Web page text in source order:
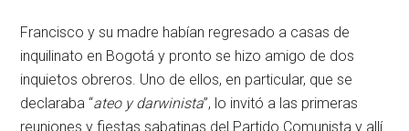
Francisco y su madre habían regresado a casas de
inquilinato en Bogotá y pronto se hizo amigo de dos
inquietos obreros. Uno de ellos, en particular, que se
declaraba “ateo y darwinista”, lo invitó a las primeras
reuniones y fiestas sabatinas del Partido Comunista y allí